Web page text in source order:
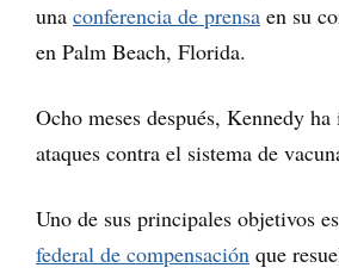
una conferencia de prensa en su
en Palm Beach, Florida.
Ocho meses después, Kennedy
ataques contra el sistema de
Uno de sus principales objetivos
federal de compensación que